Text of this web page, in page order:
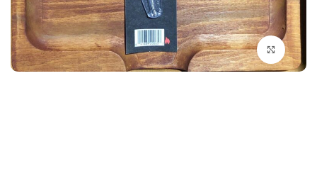
بزرگنمایی تصویر